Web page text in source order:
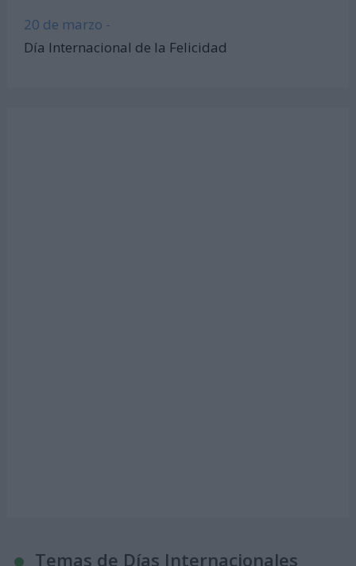
20 de marzo -
Día Internacional de la Felicidad
Temas de Días Internacionales